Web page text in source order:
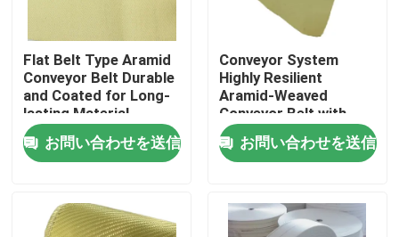
プロダクト
ビデオ
工場旅行
Flat Belt Type Aramid
Conveyor Belt Durable
and Coated for Long-
lasting Material
Transfer
お問い合わせを送信
Conveyor System
Highly Resilient
Aramid-Weaved
Conveyor Belt with
Excellent Abrasion
Resistance
お問い合わせを送信